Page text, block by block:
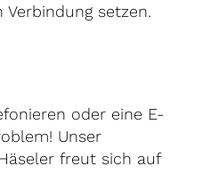
setzen.
oder eine E-
Unser
freut sich auf